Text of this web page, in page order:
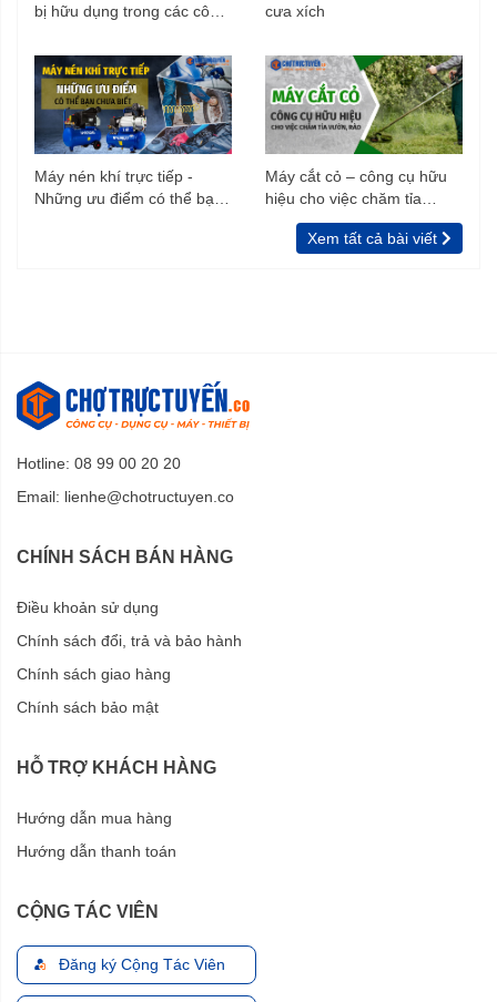
bị hữu dụng trong các công
cưa xích
Máy nén khí trực tiếp -
Những ưu điểm có thể bạn
Máy cắt cỏ – công cụ hữu
hiệu cho việc chăm tỉa
vườn, rào
Xem tất cả bài viết
Hotline: 08 99 00 20 20
Email: lienhe@chotructuyen.co
CHÍNH SÁCH BÁN HÀNG
Điều khoản sử dụng
Chính sách đổi, trả và bảo hành
Chính sách giao hàng
Chính sách bảo mật
HỖ TRỢ KHÁCH HÀNG
Hướng dẫn mua hàng
Hướng dẫn thanh toán
CỘNG TÁC VIÊN
Đăng ký Cộng Tác Viên